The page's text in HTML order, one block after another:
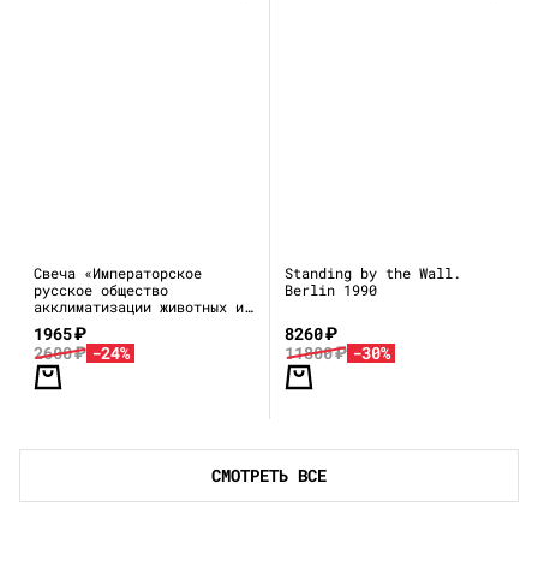
Свеча «Императорское
русское общество
акклиматизации животных и
растений»
1965₽
2600₽ -24%
Standing by the Wall.
Berlin 1990
8260₽
11800₽ -30%
СМОТРЕТЬ ВСЕ